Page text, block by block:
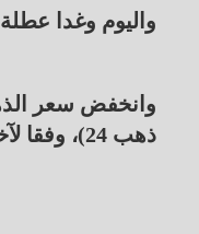
واليوم وغدا
ذهب 24)، وفقا لآخر تحديث لبيانات وكالة بلومبرج.